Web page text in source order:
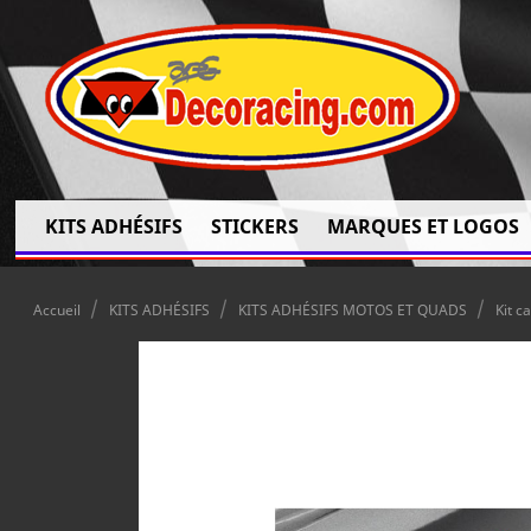
KITS ADHÉSIFS STICKERS MARQUES ET LOGOS
Accueil KITS ADHÉSIFS KITS ADHÉSIFS MOTOS ET QUADS Kit